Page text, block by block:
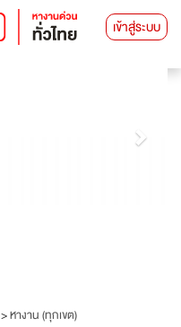
เข้าสู่ระบบ
>หางาน (ทุกเขต)